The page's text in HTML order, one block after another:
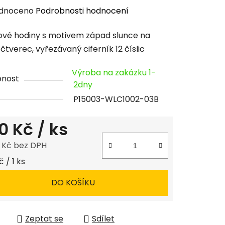
Podrobnosti hodnocení
hodiny s motivem západ slunce na
vyřezávaný ciferník 12 číslic
Výroba na zakázku 1-
2dny
P15003-WLC1002-03B
Kč / ks
Kč bez DPH
cena:
/ 1 ks
DO KOŠÍKU
Zeptat se Sdílet